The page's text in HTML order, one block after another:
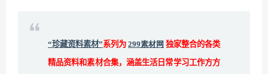
“珍藏资料素材”系列为 299素材网 独家整合的各类
精品资料和素材合集，涵盖生活日常学习工作方方